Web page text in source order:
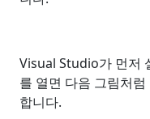
Visual Studio가 먼저
를 열면 다음 그림처
합니다.